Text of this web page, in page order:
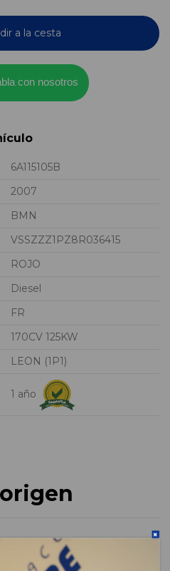
a la cesta
con nosotros
6A115105B
2007
BMN
VSSZZZ1PZ8R036415
ROJO
Diesel
FR
170CV 125KW
LEON (1P1)
1 año